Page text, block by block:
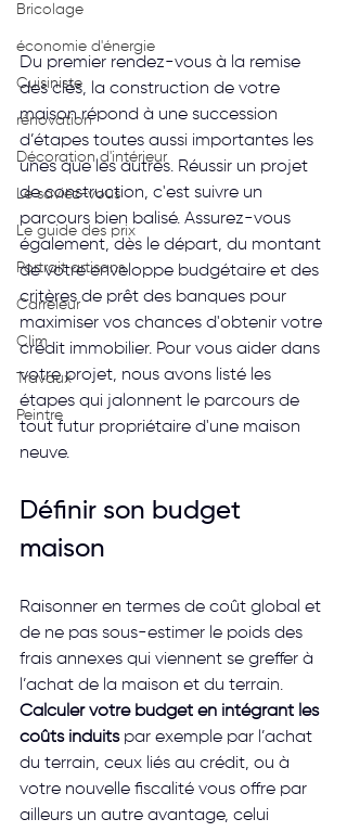
Bricolage
économie d'énergie
Cuisiniste
rénovation
Décoration d'intérieur
Le saviez-vous
Le guide des prix
Portrait artisans
Carreleur
Clim
Travaux
Peintre
Du premier rendez-vous à la remise
des clés, la construction de votre
maison répond à une succession
d’étapes toutes aussi importantes les
unes que les autres. Réussir un projet
de construction, c'est suivre un
parcours bien balisé. Assurez-vous
également, dès le départ, du montant
de votre enveloppe budgétaire et des
critères de prêt des banques pour
maximiser vos chances d'obtenir votre
crédit immobilier. Pour vous aider dans
votre projet, nous avons listé les
étapes qui jalonnent le parcours de
tout futur propriétaire d'une maison
neuve.
Définir son budget
maison
Raisonner en termes de coût global et
de ne pas sous-estimer le poids des
frais annexes qui viennent se greffer à
l’achat de la maison et du terrain.
Calculer votre budget en intégrant les
coûts induits par exemple par l’achat
du terrain, ceux liés au crédit, ou à
votre nouvelle fiscalité vous offre par
ailleurs un autre avantage, celui